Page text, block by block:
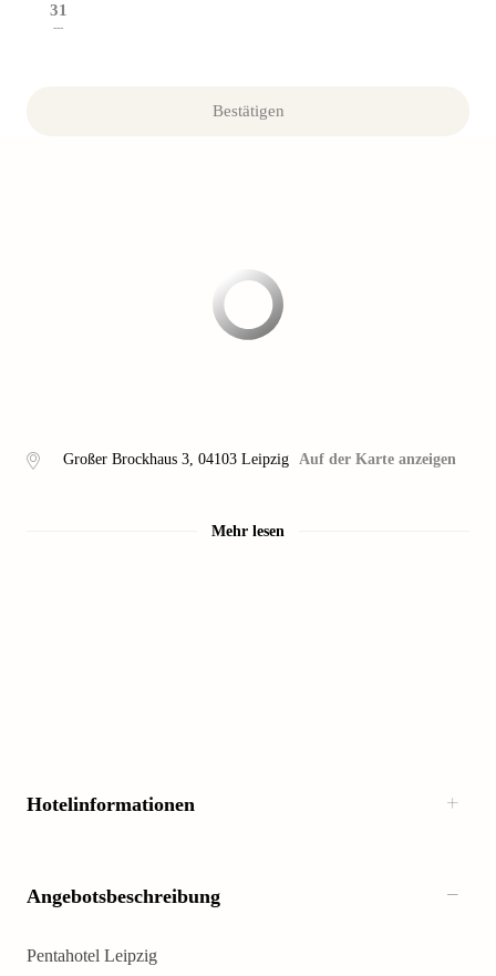
31
---
Bestätigen
Großer Brockhaus 3, 04103 Leipzig Auf der Karte anzeigen
Mehr lesen
Hotelinformationen
Angebotsbeschreibung
Pentahotel Leipzig